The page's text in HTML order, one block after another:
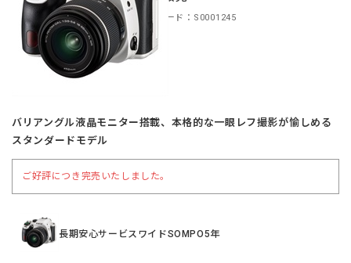
商品コード：S0001245
バリアングル液晶モニター搭載、本格的な一眼レフ撮影が愉しめる
スタンダードモデル
ご好評につき完売いたしました。
長期安心サービスワイドSOMPO5年